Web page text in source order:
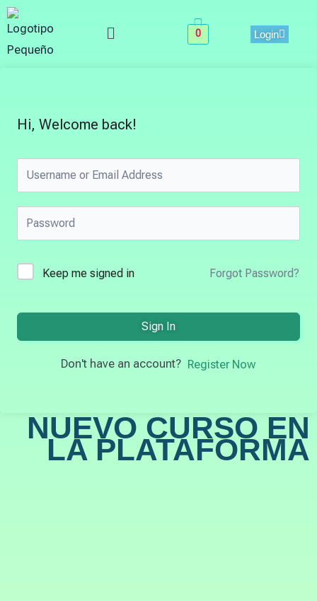
Skip
to
content
Menu 0 Login
Hi, Welcome back!
Keep me signed in Forgot Password?
Sign In
Don't have an account? Register Now
NUEVO CURSO EN
LA PLATAFORMA